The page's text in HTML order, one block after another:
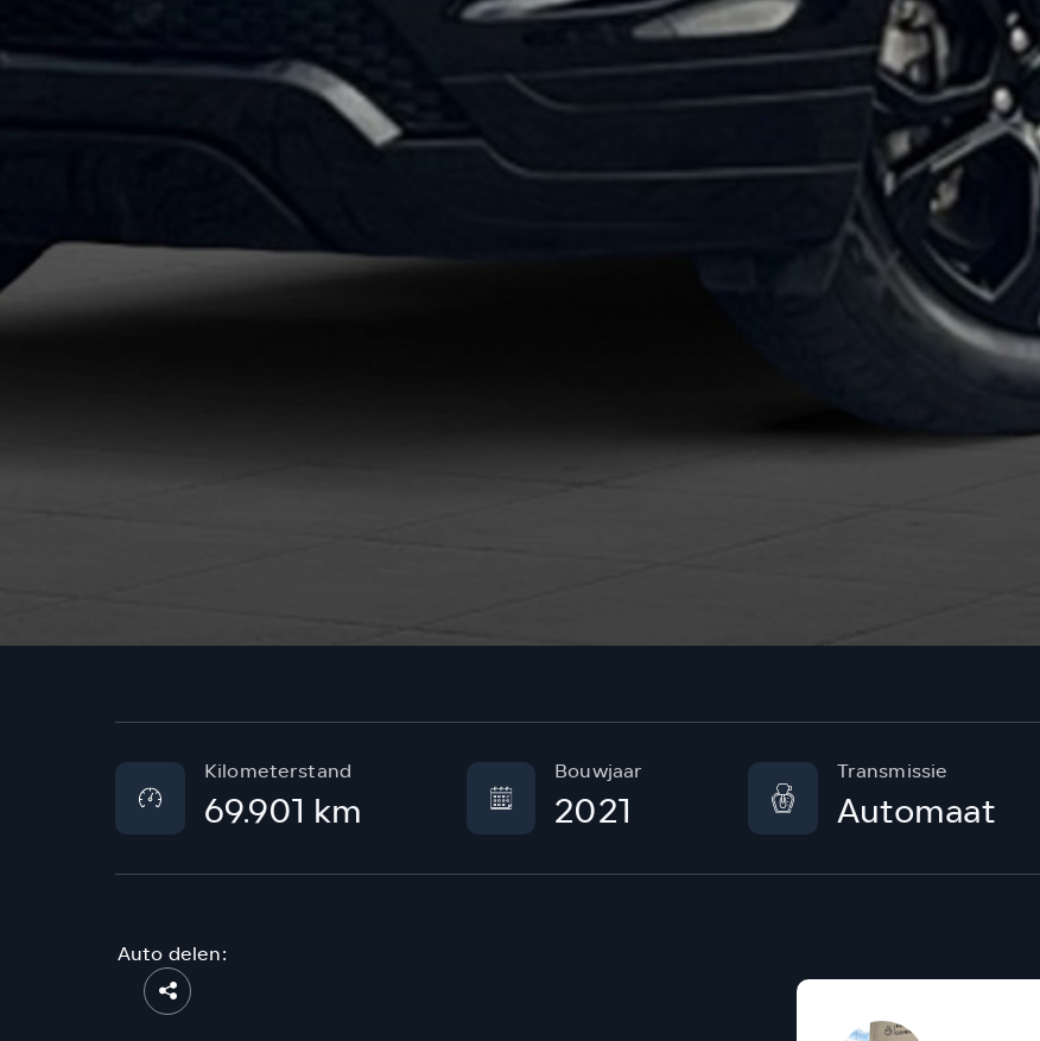
Kilometerstand
69.901 km
Bouwjaar
2021
Transmissie
Automaat
Auto delen: